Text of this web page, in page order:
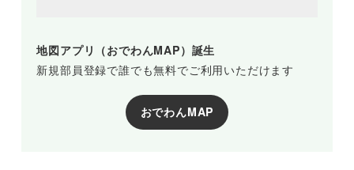
地図アプリ（おでわんMAP）誕生
新規部員登録で誰でも無料でご利用いただけます
おでわんMAP